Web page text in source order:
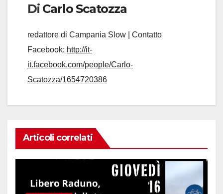
Di Carlo Scatozza
redattore di Campania Slow | Contatto
Facebook: http://it-
it.facebook.com/people/Carlo-
Scatozza/1654720386
Articoli correlati